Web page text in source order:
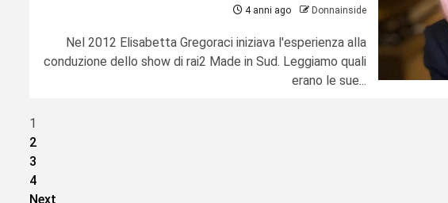
4 anni ago Donnainside
Nel 2012 Elisabetta Gregoraci iniziava l'esperienza alla
conduzione dello show di rai2 Made in Sud. Leggiamo quali
erano le sue...
Paginazione
degli
articoli
1
2
3
4
Next